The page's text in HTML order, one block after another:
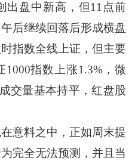
出盘中新高，但11点前
后继续回落后形成横盘
指数全线上证，但主要
指数上涨1.3%，微
交量基本持平，红盘股
料之中，正如周末提
完全无法预测，并且当